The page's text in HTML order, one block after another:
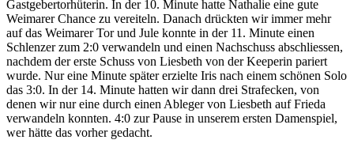
Gastgebertorhüterin. In der 10. Minute hatte Nathalie eine gute
Weimarer Chance zu vereiteln. Danach drückten wir immer mehr
auf das Weimarer Tor und Jule konnte in der 11. Minute einen
Schlenzer zum 2:0 verwandeln und einen Nachschuss abschliessen,
nachdem der erste Schuss von Liesbeth von der Keeperin pariert
wurde. Nur eine Minute später erzielte Iris nach einem schönen Solo
das 3:0. In der 14. Minute hatten wir dann drei Strafecken, von
denen wir nur eine durch einen Ableger von Liesbeth auf Frieda
verwandeln konnten. 4:0 zur Pause in unserem ersten Damenspiel,
wer hätte das vorher gedacht.